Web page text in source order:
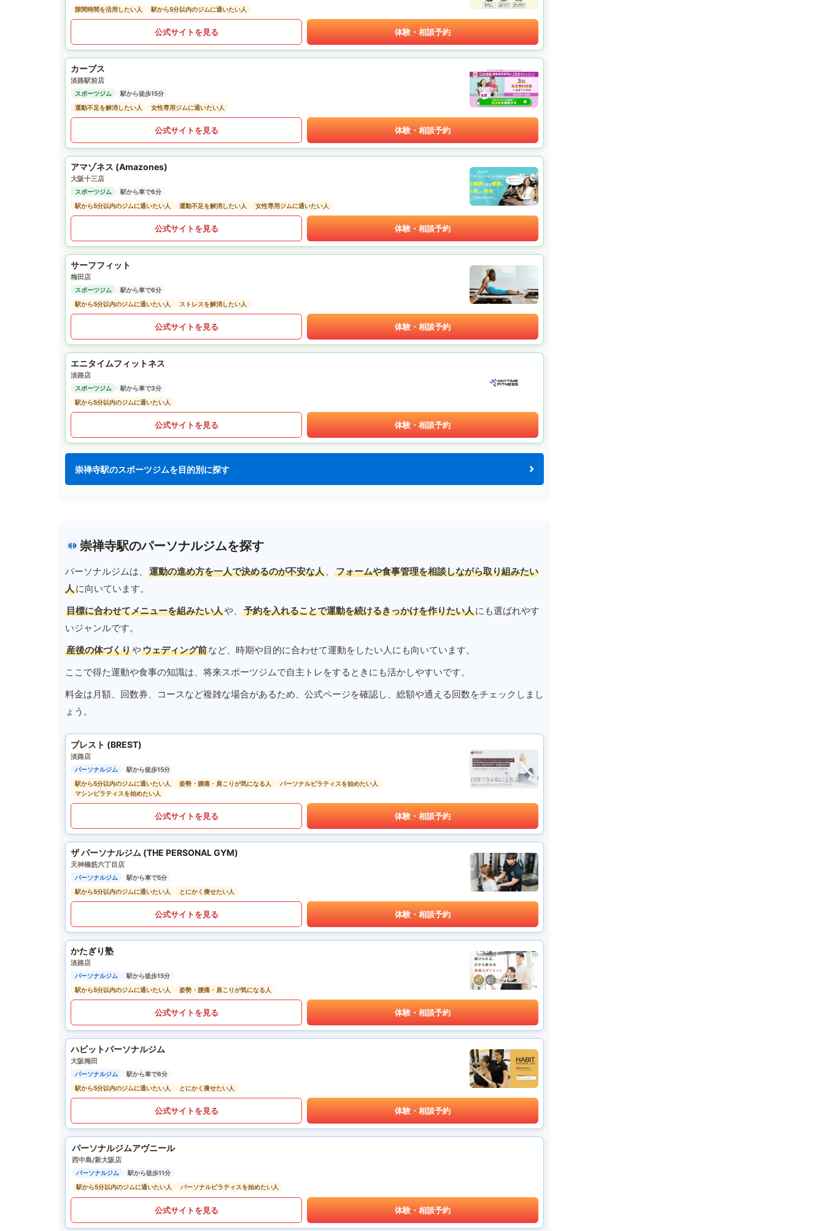
隙間時間を活用したい人
駅から5分以内のジムに通いたい人
公式サイトを見る 体験・相談予約
カーブス
淡路駅前店
スポーツジム
駅から徒歩15分
運動不足を解消したい人
女性専用ジムに通いたい人
公式サイトを見る 体験・相談予約
アマゾネス (Amazones)
大阪十三店
スポーツジム
駅から車で6分
駅から5分以内のジムに通いたい人
運動不足を解消したい人 女性専用ジムに通いたい人
公式サイトを見る 体験・相談予約
サーフフィット
梅田店
スポーツジム
駅から車で6分
駅から5分以内のジムに通いたい人
ストレスを解消したい人
公式サイトを見る 体験・相談予約
エニタイムフィットネス
淡路店
スポーツジム
駅から車で3分
駅から5分以内のジムに通いたい人
公式サイトを見る 体験・相談予約
崇禅寺駅のスポーツジムを目的別に探す
崇禅寺駅のパーソナルジムを探す
パーソナルジムは、 運動の進め方を一人で決めるのが不安な人 、
フォームや食事管理を相談しながら取り組みたい
人に向いています。
目標に合わせてメニューを組みたい人や、 予約を入れることで運動を続けるきっかけを作りたい人にも選ばれやす
いジャンルです。
産後の体づくりやウェディング前など、時期や目的に合わせて運動をしたい人にも向いています。
ここで得た運動や食事の知識は、将来スポーツジムで自主トレをするときにも活かしやすいです。
料金は月額、回数券、コースなど複雑な場合があるため、公式ページを確認し、総額や通える回数をチェックしまし
ょう。
ブレスト (BREST)
淡路店
パーソナルジム
駅から徒歩15分
駅から5分以内のジムに通いたい人
姿勢・腰痛・肩こりが気になる人
パーソナルピラティスを始めたい人
マシンピラティスを始めたい人
公式サイトを見る 体験・相談予約
ザ パーソナルジム (THE PERSONAL GYM)
天神橋筋六丁目店
パーソナルジム
駅から車で5分
駅から5分以内のジムに通いたい人
とにかく痩せたい人
公式サイトを見る 体験・相談予約
かたぎり塾
淡路店
パーソナルジム
駅から徒歩15分
駅から5分以内のジムに通いたい人
姿勢・腰痛・肩こりが気になる人
公式サイトを見る 体験・相談予約
ハビットパーソナルジム
大阪梅田
パーソナルジム
駅から車で6分
駅から5分以内のジムに通いたい人
とにかく痩せたい人
公式サイトを見る 体験・相談予約
パーソナルジムアヴニール
西中島/新大阪店
パーソナルジム
駅から徒歩11分
駅から5分以内のジムに通いたい人
パーソナルピラティスを始めたい人
公式サイトを見る 体験・相談予約